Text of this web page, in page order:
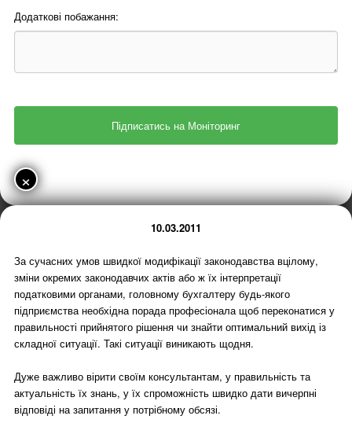
Додаткові побажання:
×
10.03.2011
За сучасних умов швидкої модифікації законодавства вцілому,
зміни окремих законодавчих актів або ж їх інтерпретації
податковими органами, головному бухгалтеру будь-якого
підприємства необхідна порада професіонала щоб переконатися у
правильності прийнятого рішення чи знайти оптимальний вихід із
складної ситуації. Такі ситуації виникають щодня.
Дуже важливо вірити своїм консультантам, у правильність та
актуальність їх знань, у їх спроможність швидко дати вичерпні
відповіді на запитання у потрібному обсязі.